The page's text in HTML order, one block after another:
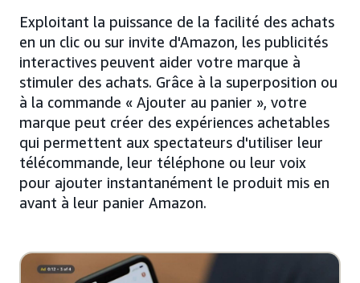
Exploitant la puissance de la facilité des achats
en un clic ou sur invite d'Amazon, les publicités
interactives peuvent aider votre marque à
stimuler des achats. Grâce à la superposition ou
à la commande « Ajouter au panier », votre
marque peut créer des expériences achetables
qui permettent aux spectateurs d'utiliser leur
télécommande, leur téléphone ou leur voix
pour ajouter instantanément le produit mis en
avant à leur panier Amazon.